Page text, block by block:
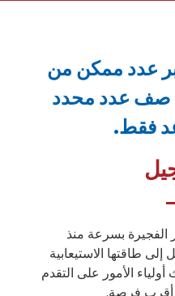
عدد ممكن من
صف عدد محدد
فقط.
بسرعة منذ
عام 2016 وستصل إلى طاقتها الاستيعابية
الأمور على التقدم